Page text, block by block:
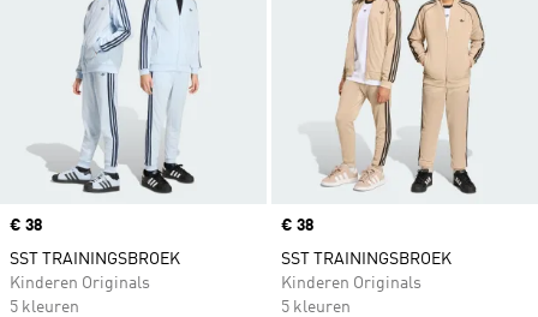
Price
€ 38
SST TRAININGSBROEK
Kinderen Originals
5 kleuren
Price
€ 38
SST TRAININGSBROEK
Kinderen Originals
5 kleuren